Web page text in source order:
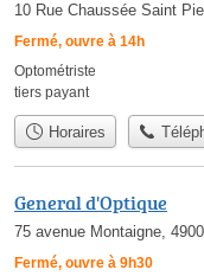
10 Rue Chaussée Saint
Fermé, ouvre à 14h
Optométriste
tiers payant
Horaires
General d'Optique
75 avenue Montaigne,
Fermé, ouvre à 9h30